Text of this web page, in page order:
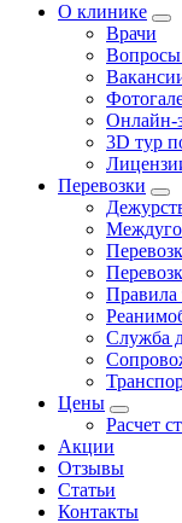
О клинике
Врачи
Онлайн-
3D тур
Перевозки
Правила
Служба
Цены
Расчет
Акции
Отзывы
Статьи
Контакты